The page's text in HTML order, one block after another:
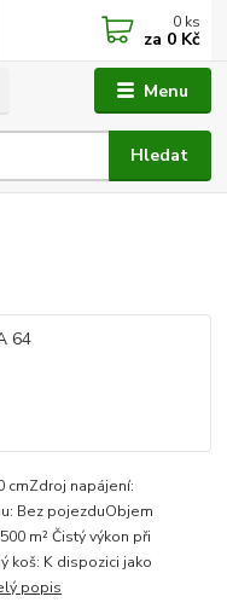
Menu
Hledat
0 ks
za 0 Kč
cmZdroj napájení:
Bez pojezduObjem
m² Čistý výkon při
koš: K dispozici jako
popis